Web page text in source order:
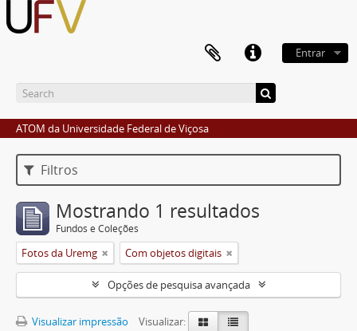
Entrar
ATOM da Universidade Federal de Viçosa
Filtros
Mostrando 1 resultados
Fundos e Coleções
Fotos da Uremg Com objetos digitais
Opções de pesquisa avançada
Visualizar impressão
Visualizar: